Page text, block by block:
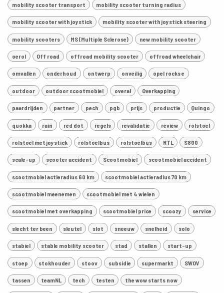
mobility scooter transport mobility scooter turning radius
mobility scooter with joystick mobility scooter with joystick steering
mobility scooters MS (Multiple Sclerose) new mobility scooter
oerol Off road offroad mobility scooter offroad wheelchair
omvallen onderhoud ontwerp onveilig opel rocks e
outdoor outdoor scootmobiel overal Overkapping
paardrijden partner pech pgb prijs productie Quingo
quokka rain red dot regels revalidatie review rolstoel
rolstoel met joystick rolstoelbus rolstoelbus RTL S800
scale-up scooter accident Scootmobiel scootmobiel accident
scootmobiel actieradius 60 km scootmobiel actieradius 70 km
scootmobiel meenemen scootmobiel met 4 wielen
scootmobiel met overkapping scootmobiel price scoozy service
slecht ter been sleutel slot sneeuw snelheid solo
stabiel stable mobility scooter stad stallen start-up
stoep stokhouder stoov subsidie supermarkt SWOV
tassen teamNL tech testen the wow starts now